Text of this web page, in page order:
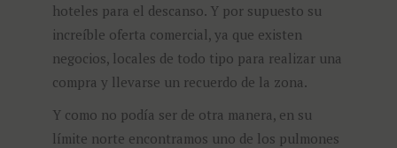
hoteles para el descanso. Y por supuesto su
increíble oferta comercial, ya que existen
negocios, locales de todo tipo para realizar una
compra y llevarse un recuerdo de la zona.
Y como no podía ser de otra manera, en su
límite norte encontramos uno de los pulmones